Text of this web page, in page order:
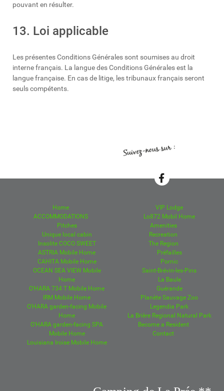
pouvant en résulter.
13. Loi applicable
Les présentes Conditions Générales sont soumises au droit
interne français. La langue des Conditions Générales est la
langue française. En cas de litige, les tribunaux français seront
seuls compétents.
Home
ACCOMMODATIONS
Pitches
Unique local cabin
Insolite COCO SWEET
ASTRIA Mobile Home
CAHITA Mobile Home
OCEAN SEA VIEW Mobile
Home
O'HARA 734 T Mobile Home
IRM Mobile Home
O'HARA garden-facing Mobile
Home
O'HARA garden-facing SPA
Mobile Home
Louisiana Iroise Mobile Home
VIP Lodge
Lo872 Mobil Home
Amenities
Recreation
The Region
Préfailles
Pornic
Saint-Brévin-les-Pins
La Baule
Guérande
Planète Sauvage Zoo
Legendia Park
La Brière Regional Natural Park
Become a Resident
Contact